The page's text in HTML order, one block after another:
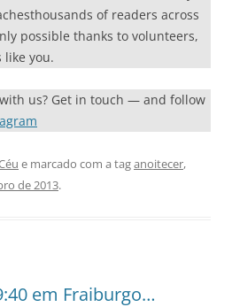
of readers across
possible thanks to volunteers,
you.
us? Get in touch — and follow
e marcado com a taganoitecer,
de 2013.
em Fraiburgo…